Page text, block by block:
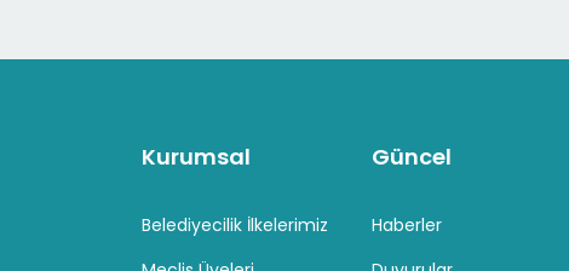
Kurumsal
Belediyecilik İlkelerimiz
Güncel
Haberler